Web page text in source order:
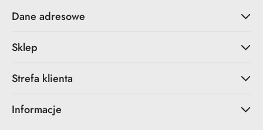
Dane adresowe
Sklep
Strefa klienta
Informacje